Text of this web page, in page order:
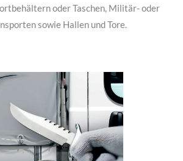
Bauteilen, pharmazeutischen,
oder explosiven Produkten, Containern,